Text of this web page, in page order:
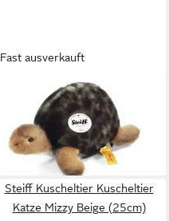
Fast ausverkauft
Kuscheltier
ab 37,99 €
lieferbar - in 2-3 Werktagen bei dir
Steiff Kuscheltier Kuscheltier
Katze Mizzy Beige (25cm)